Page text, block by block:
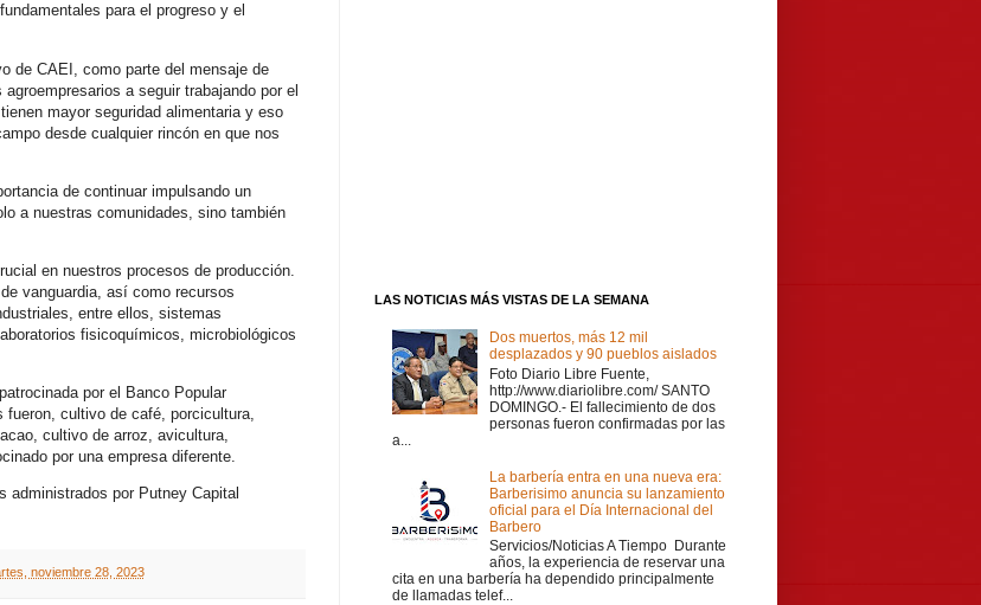
para el progreso y el
de CAEI, como parte del mensaje de
a seguir trabajando por el
mayor seguridad alimentaria y eso
desde cualquier rincón en que nos
de continuar impulsando un
a nuestras comunidades, sino también
en nuestros procesos de producción.
vanguardia, así como recursos
entre ellos, sistemas
fisicoquímicos, microbiológicos
por el Banco Popular
fueron, cultivo de café, porcicultura,
cultivo de arroz, avicultura,
por una empresa diferente.
administrados por Putney Capital
noviembre 28, 2023
LAS NOTICIAS MÁS VISTAS DE LA SEMANA
Dos muertos, más 12 mil
desplazados y 90 pueblos aislados
Foto Diario Libre Fuente,
http://www.diariolibre.com/ SANTO
DOMINGO.- El fallecimiento de dos
personas fueron confirmadas por las
a...
La barbería entra en una nueva era:
Barberisimo anuncia su lanzamiento
oficial para el Día Internacional del
Barbero
Servicios/Noticias A Tiempo Durante
años, la experiencia de reservar una
cita en una barbería ha dependido principalmente
de llamadas telef...